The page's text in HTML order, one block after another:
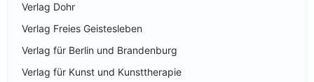
Verlag Dohr
Verlag Freies Geistesleben
Verlag für Berlin und Brandenburg
Verlag für Kunst und Kunsttherapie